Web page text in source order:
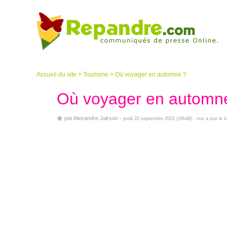
Accueil du site > Tourisme > Où voyager en automne ?
Où voyager en
parAlexandre Jairson - jeudi 22 septembre 2022 (18h49) , mis a jour le